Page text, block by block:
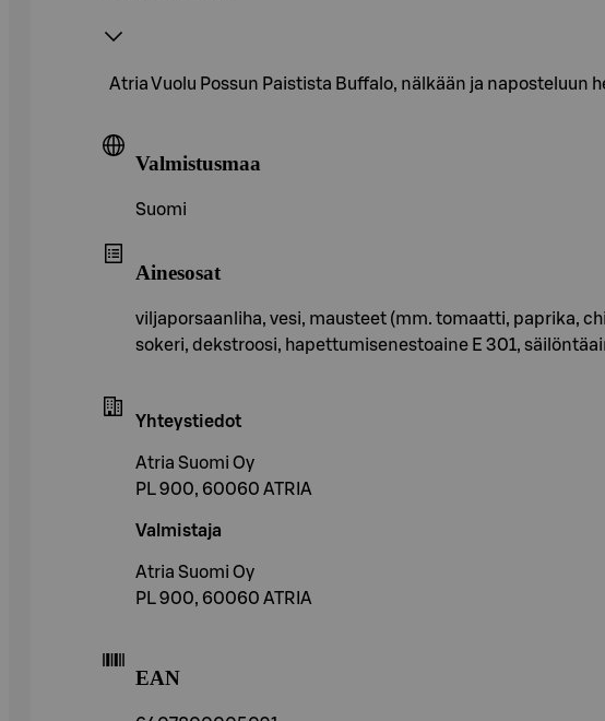
Atria Vuolu Possun Paistista Buffalo, nälkään ja
Valmistusmaa
Suomi
Ainesosat
viljaporsaanliha, vesi, mausteet (mm. tomaatti, paprika,
sokeri, dekstroosi, hapettumisenestoaine E 301,
Yhteystiedot
Atria Suomi Oy
PL 900, 60060 ATRIA
Valmistaja
Atria Suomi Oy
PL 900, 60060 ATRIA
EAN